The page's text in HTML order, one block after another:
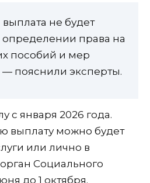
не будет
определении права на
пособий и мер
пояснили эксперты.
с января 2026 года.
выплату можно будет
или лично в
Социального
до 1 октября.